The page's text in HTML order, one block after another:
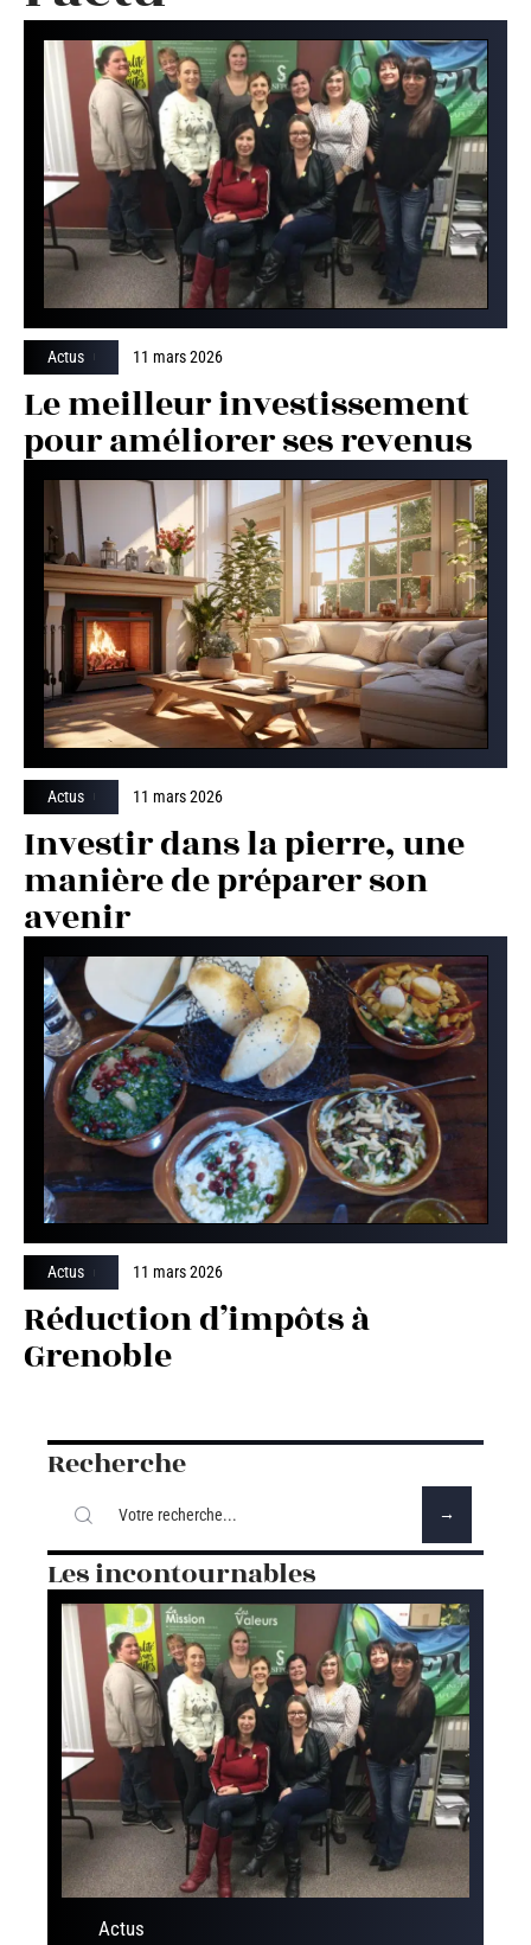
Actus 11 mars 2026
Le meilleur investissement
pour améliorer ses revenus
Actus 11 mars 2026
Investir dans la pierre, une
manière de préparer son
avenir
Actus 11 mars 2026
Réduction d’impôts à
Grenoble
Recherche
Les incontournables
Actus